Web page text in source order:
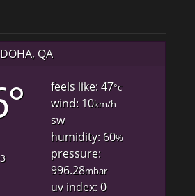
DOHA, QA
feels like: 47°c
wind: 10km/h
sw
humidity: 60%
pressure:
996.28mbar
uv index: 0